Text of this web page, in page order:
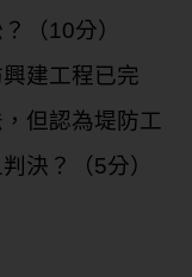
（10分）
建工程已完
但認為堤防工
決？（5分）